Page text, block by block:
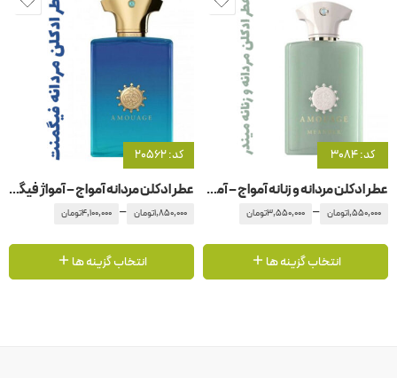
کد: 3084
عطر ادکلن مردانه و زنانه آمواج – آمواژ میندر
1,550,000تومان –
3,550,000تومان
انتخاب گزینه ها
کد: 20562
عطر ادکلن مردانه آمواج – آمواژ فیگمنت
1,850,000تومان –
4,100,000تومان
انتخاب گزینه ها